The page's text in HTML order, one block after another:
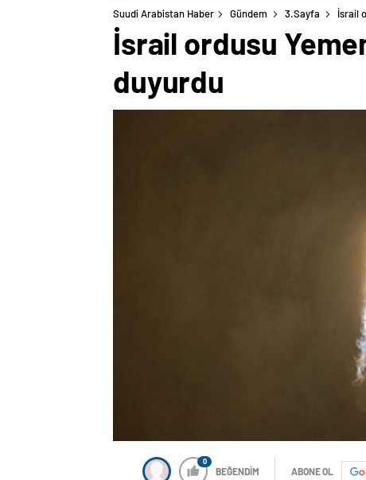
Suudi Arabistan Haber Gündem 3.Sayfa İsrail
İsrail ordusu
duyurdu
0
BEĞENDİM ABONE OL